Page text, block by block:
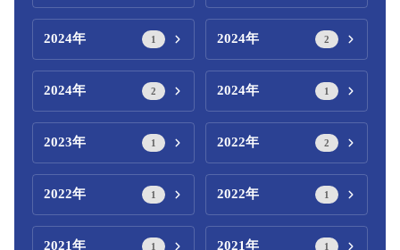
2024年 1 2024年 2
2024年 2 2024年 1
2023年 1 2022年 2
2022年 1 2022年 1
2021年 1 2021年 1